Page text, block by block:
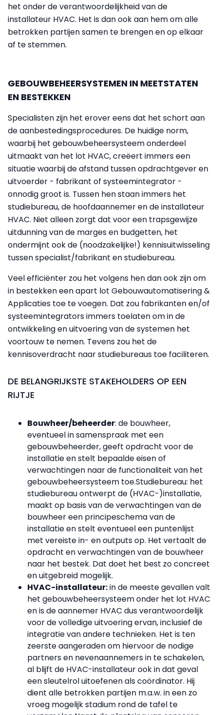
het onder de verantwoordelijkheid van de
installateur HVAC. Het is dan ook aan hem om alle
betrokken partijen samen te brengen en op elkaar
af te stemmen.
GEBOUWBEHEERSYSTEMEN IN MEETSTATEN
EN BESTEKKEN
Specialisten zijn het erover eens dat het schort aan
de aanbestedingsprocedures. De huidige norm,
waarbij het gebouwbeheersysteem onderdeel
uitmaakt van het lot HVAC, creëert immers een
situatie waarbij de afstand tussen opdrachtgever en
uitvoerder - fabrikant of systeemintegrator -
onnodig groot is. Tussen hen staan immers het
studiebureau, de hoofdaannemer en de installateur
HVAC. Niet alleen zorgt dat voor een trapsgewijze
uitdunning van de marges en budgetten, het
ondermijnt ook de (noodzakelijke!) kennisuitwisseling
tussen specialist/fabrikant en studiebureau.
Veel efficiënter zou het volgens hen dan ook zijn om
in bestekken een apart lot Gebouwautomatisering &
Applicaties toe te voegen. Dat zou fabrikanten en/of
systeemintegrators immers toelaten om in de
ontwikkeling en uitvoering van de systemen het
voortouw te nemen. Tevens zou het de
kennisoverdracht naar studiebureaus toe faciliteren.
DE BELANGRIJKSTE STAKEHOLDERS OP EEN
RIJTJE
Bouwheer/beheerder: de bouwheer,
eventueel in samenspraak met een
gebouwbeheerder, geeft opdracht voor de
installatie en stelt bepaalde eisen of
verwachtingen naar de functionaliteit van het
gebouwbeheersysteem toe.Studiebureau: het
studiebureau ontwerpt de (HVAC-)installatie,
maakt op basis van de verwachtingen van de
bouwheer een principeschema van de
installatie en stelt eventueel een puntenlijst
met vereiste in- en outputs op. Het vertaalt de
opdracht en verwachtingen van de bouwheer
naar het bestek. Dat doet het best zo concreet
en uitgebreid mogelijk.
HVAC-installateur:in de meeste gevallen valt
het gebouwbeheersysteem onder het lot HVAC
en is de aannemer HVAC dus verantwoordelijk
voor de volledige uitvoering ervan, inclusief de
integratie van andere technieken. Het is ten
zeerste aangeraden om hiervoor de nodige
partners en nevenaannemers in te schakelen,
al blijft de HVAC-installateur ook in dat geval
een sleutelrol uitoefenen als coördinator. Hij
dient alle betrokken partijen m.a.w. in een zo
vroeg mogelijk stadium rond de tafel te